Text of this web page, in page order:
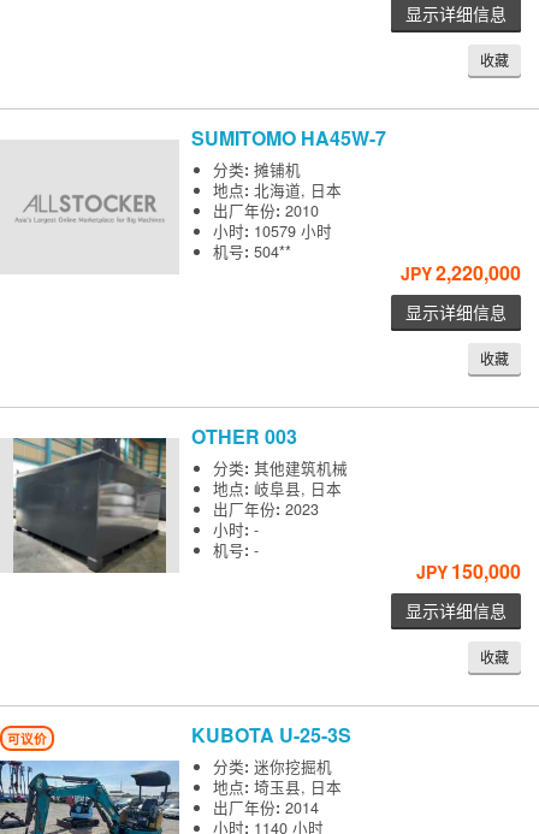
显示详细信息
收藏
SUMITOMO HA45W-7
分类:摊铺机
地点:北海道, 日本
出厂年份:2010
小时: 10579 小时
机号:504**
JPY2,220,000
显示详细信息
收藏
OTHER003
分类:其他建筑机械
地点:岐阜县, 日本
出厂年份:2023
小时:-
机号:-
JPY 150,000
显示详细信息
收藏
可议价 KUBOTA U-25-3S
分类:迷你挖掘机
地点:埼玉县, 日本
出厂年份:2014
小时: 1140 小时